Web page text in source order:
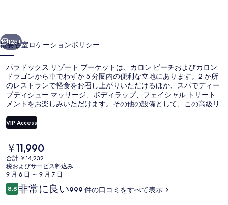
ゾ
ー
ト
プ
ー
ケ
ト
の
写
次へ
125+
概要客室ロケーションポリシー
パラドックス リゾート プーケットは、カロン ビーチおよびカロン
ドラゴンから車でわずか 5 分圏内の便利な立地にあります。2 か所
のレストランで軽食をお召し上がりいただけるほか、スパでディー
プティシュー マッサージ、ボディラップ、フェイシャル トリート
メントをお楽しみいただけます。その他の設備として、この高級リ
イドバーが備わっています。旅行者は親切なスタッフを評価してい
ます。
VIP Access
現
在
の
料
金
は
￥11,990
合計 ￥14,232
税およびサービス料込み
9 月 6 日 ～ 9 月 7 日
口
コ
8.810段階中8.8
非常に良い999 件の口コミをすべて表示